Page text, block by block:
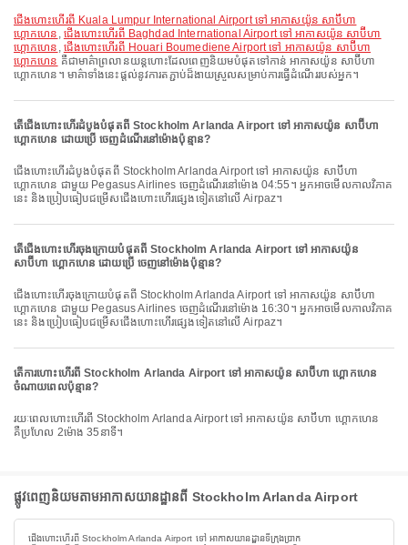
ជើងហោះហើរពី Kuala Lumpur International Airport ទៅ អាកាសយ៉ូន សាប៊ីហា
ហ្គោកហេន , ជើងហោះហើរពី Baghdad International Airport ទៅ អាកាសយ៉ូន សាប៊ីហា
ហ្គោកហេន , ជើងហោះហើរពី Houari Boumediene Airport ទៅ អាកាសយ៉ូន សាប៊ីហា
ហ្គោកហេន គឺជាមាគ៌ាព្រលានយន្តហោះដែលពេញនិយមបំផុតទៅកាន់ អាកាសយ៉ូន សាប៊ីហា
ហ្គោកហេន។ មាគ៌ាទាំងនេះផ្តល់នូវការតភ្ជាប់ដ៏ងាយស្រួលសម្រាប់ការធ្វើដំណើររបស់អ្នក។
តើជើងហោះហើរដំបូងបំផុតពី Stockholm Arlanda Airport ទៅ អាកាសយ៉ូន សាប៊ីហា
ហ្គោកហេន ដោយប្រើ ចេញដំណើរនៅម៉ោងប៉ុន្មាន?
ជើងហោះហើរដំបូងបំផុតពី Stockholm Arlanda Airport ទៅ អាកាសយ៉ូន សាប៊ីហា
ហ្គោកហេន ជាមួយ Pegasus Airlines ចេញដំណើរនៅម៉ោង 04:55។ អ្នកអាចមើលកាលវិភាគ
នេះ និងប្រៀបធៀបជម្រើសជើងហោះហើរផ្សេងទៀតនៅលើ Airpaz។
តើជើងហោះហើរចុងក្រោយបំផុតពី Stockholm Arlanda Airport ទៅ អាកាសយ៉ូន
សាប៊ីហា ហ្គោកហេន ដោយប្រើ ចេញនៅម៉ោងប៉ុន្មាន?
ជើងហោះហើរចុងក្រោយបំផុតពី Stockholm Arlanda Airport ទៅ អាកាសយ៉ូន សាប៊ីហា
ហ្គោកហេន ជាមួយ Pegasus Airlines ចេញដំណើរនៅម៉ោង 16:30។ អ្នកអាចមើលកាលវិភាគ
នេះ និងប្រៀបធៀបជម្រើសជើងហោះហើរផ្សេងទៀតនៅលើ Airpaz។
តើការហោះហើរពី Stockholm Arlanda Airport ទៅ អាកាសយ៉ូន សាប៊ីហា ហ្គោកហេន
ចំណាយពេលប៉ុន្មាន?
រយៈពេលហោះហើរពី Stockholm Arlanda Airport ទៅ អាកាសយ៉ូន សាប៊ីហា ហ្គោកហេន
គឺប្រហែល 2ម៉ោង 35នាទី។
ផ្លូវពេញនិយមតាមអាកាសយានដ្ឋានពី Stockholm Arlanda Airport
ជើងហោះហើរពី Stockholm Arlanda Airport ទៅ អាកាសយានដ្ឋានទីក្រុងប្រាក